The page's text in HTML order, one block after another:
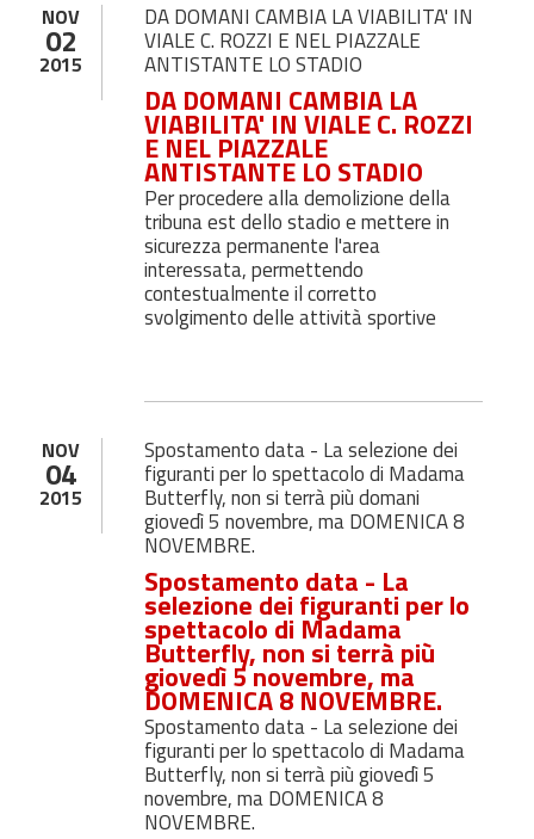
NOV
02
2015
DA DOMANI CAMBIA LA VIABILITA' IN
VIALE C. ROZZI E NEL PIAZZALE
ANTISTANTE LO STADIO
DA DOMANI CAMBIA LA
VIABILITA' IN VIALE C. ROZZI
E NEL PIAZZALE
ANTISTANTE LO STADIO
Per procedere alla demolizione della
tribuna est dello stadio e mettere in
sicurezza permanente l'area
interessata, permettendo
contestualmente il corretto
svolgimento delle attività sportive
NOV
04
2015
Spostamento data - La selezione dei
figuranti per lo spettacolo di Madama
Butterfly, non si terrà più domani
giovedì 5 novembre, ma DOMENICA 8
NOVEMBRE.
Spostamento data - La
selezione dei figuranti per lo
spettacolo di Madama
Butterfly, non si terrà più
giovedì 5 novembre, ma
DOMENICA 8 NOVEMBRE.
Spostamento data - La selezione dei
figuranti per lo spettacolo di Madama
Butterfly, non si terrà più giovedì 5
novembre, ma DOMENICA 8
NOVEMBRE.